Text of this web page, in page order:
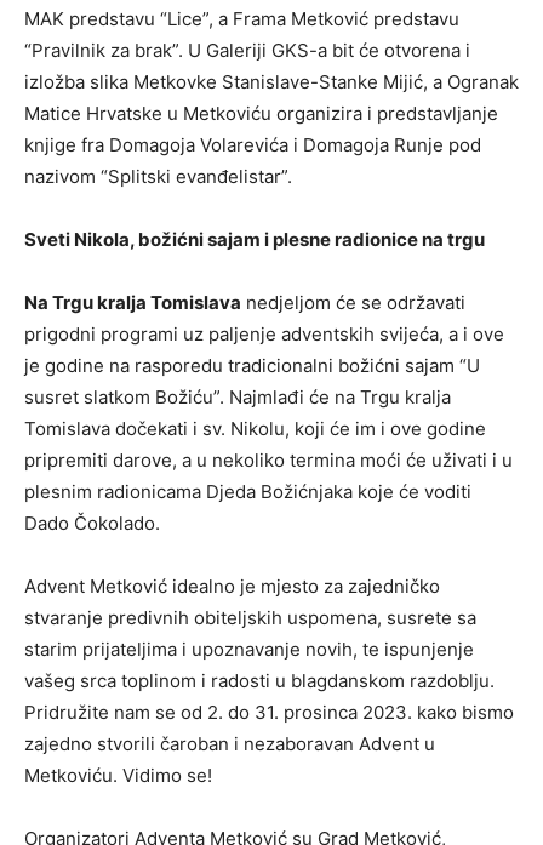
MAK predstavu “Lice”, a Frama Metković predstavu
“Pravilnik za brak”. U Galeriji GKS-a bit će otvorena i
izložba slika Metkovke Stanislave-Stanke Mijić, a Ogranak
Matice Hrvatske u Metkoviću organizira i predstavljanje
knjige fra Domagoja Volarevića i Domagoja Runje pod
nazivom “Splitski evanđelistar”.
Sveti Nikola, božićni sajam i plesne radionice na trgu
Na Trgu kralja Tomislava nedjeljom će se održavati
prigodni programi uz paljenje adventskih svijeća, a i ove
je godine na rasporedu tradicionalni božićni sajam “U
susret slatkom Božiću”. Najmlađi će na Trgu kralja
Tomislava dočekati i sv. Nikolu, koji će im i ove godine
pripremiti darove, a u nekoliko termina moći će uživati i u
plesnim radionicama Djeda Božićnjaka koje će voditi
Dado Čokolado.
Advent Metković idealno je mjesto za zajedničko
stvaranje predivnih obiteljskih uspomena, susrete sa
starim prijateljima i upoznavanje novih, te ispunjenje
vašeg srca toplinom i radosti u blagdanskom razdoblju.
Pridružite nam se od 2. do 31. prosinca 2023. kako bismo
zajedno stvorili čaroban i nezaboravan Advent u
Metkoviću. Vidimo se!
Organizatori Adventa Metković su Grad Metković,